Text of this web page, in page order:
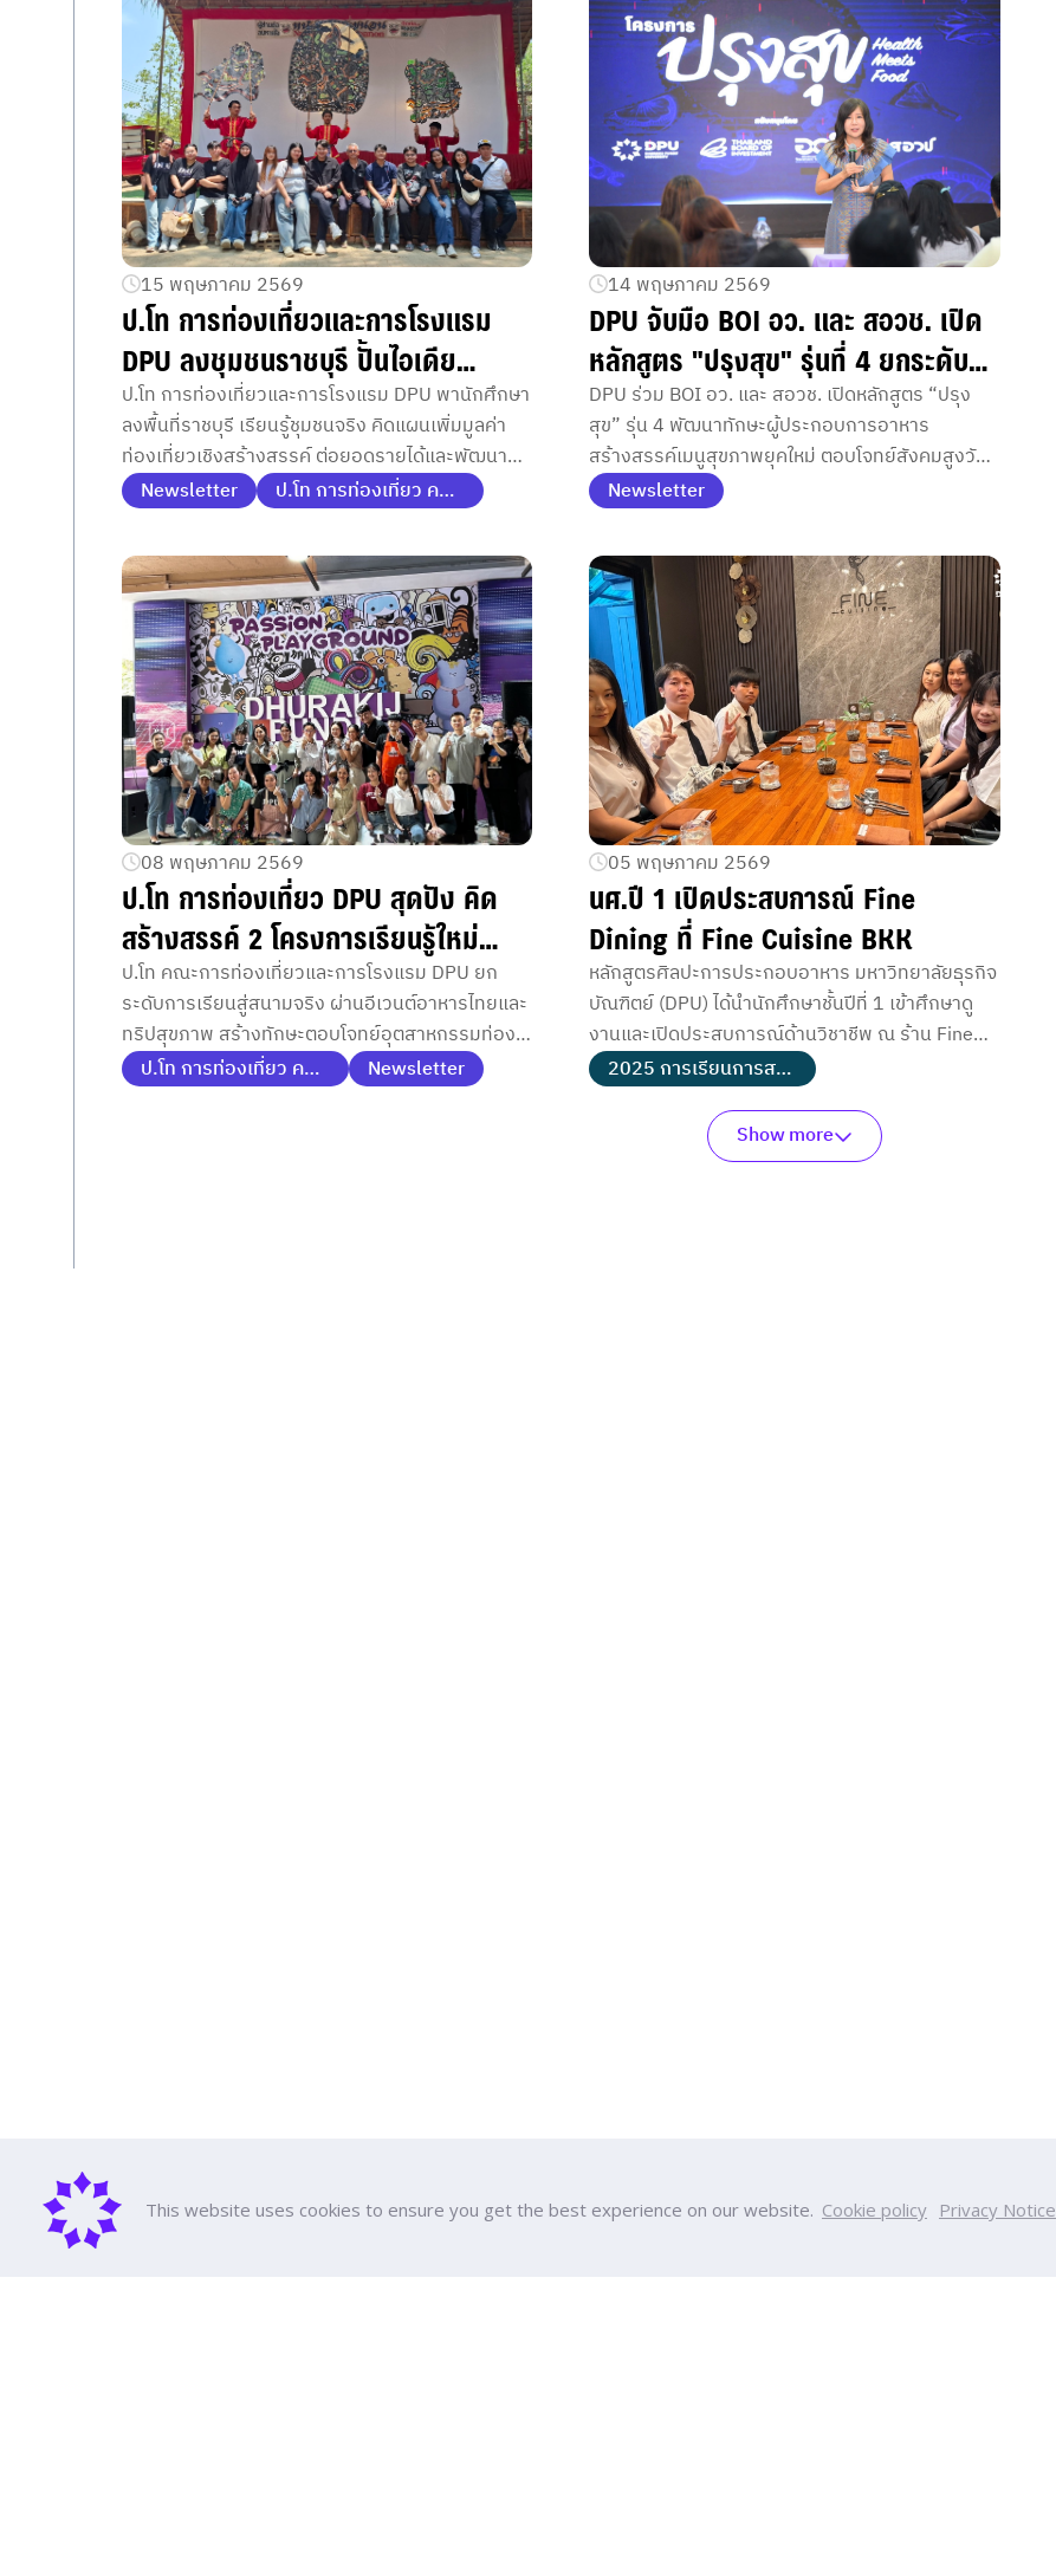
This website uses cookies to ensure you get the best experience on our website. Cookie policy Privacy Notice
15 พฤษภาคม 2569
ป.โท การท่องเที่ยวและการโรงแรม
DPU ลงชุมชนราชบุรี ปั้นไอเดีย
สร้างสรรค์ เพิ่มมูลค่าท่องเที่ยวไทย
อย่างยั่งยืน
ป.โท การท่องเที่ยวและการโรงแรม DPU พานักศึกษา
ลงพื้นที่ราชบุรี เรียนรู้ชุมชนจริง คิดแผนเพิ่มมูลค่า
ท่องเที่ยวเชิงสร้างสรรค์ ต่อยอดรายได้และพัฒนา
ศักยภาพท้องถิ่นอย่างยั่งยืนร่วมกัน
Newsletter ป.โท การท่องเที่ยว คณะการท่องเที่ยวและการโรงแรม
14 พฤษภาคม 2569
DPU จับมือ BOI อว. และ สอวช. เปิด
หลักสูตร "ปรุงสุข" รุ่นที่ 4 ยกระดับ
ทักษะบุคลากรไทย สร้างสรรค์เมนู
สุขภาพยุคใหม่ตอบโจทย์สังคมสูงวัย
DPU ร่วม BOI อว. และ สอวช. เปิดหลักสูตร “ปรุง
สุข” รุ่น 4 พัฒนาทักษะผู้ประกอบการอาหาร
สร้างสรรค์เมนูสุขภาพยุคใหม่ ตอบโจทย์สังคมสูงวัย
และธุรกิจอนาคต
Newsletter
08 พฤษภาคม 2569
ป.โท การท่องเที่ยว DPU สุดปัง คิด
สร้างสรรค์ 2 โครงการเรียนรู้ใหม่
ตอบโจทย์เทรนด์ Soft Power &
Wellness
ป.โท คณะการท่องเที่ยวและการโรงแรม DPU ยก
ระดับการเรียนสู่สนามจริง ผ่านอีเวนต์อาหารไทยและ
ทริปสุขภาพ สร้างทักษะตอบโจทย์อุตสาหกรรมท่อง
เที่ยวยุคใหม่
ป.โท การท่องเที่ยว คณะการท่องเที่ยวและการโรงแรม Newsletter
05 พฤษภาคม 2569
นศ.ปี 1 เปิดประสบการณ์ Fine
Dining ที่ Fine Cuisine BKK
หลักสูตรศิลปะการประกอบอาหาร มหาวิทยาลัยธุรกิจ
บัณฑิตย์ (DPU) ได้นำนักศึกษาชั้นปีที่ 1 เข้าศึกษาดู
งานและเปิดประสบการณ์ด้านวิชาชีพ ณ ร้าน Fine
Cuisine BKK
2025 การเรียนการสอน
Show more